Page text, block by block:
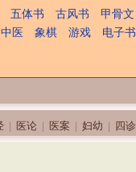
五体书 古风书 甲骨文
中医 象棋 游戏 电子书
医论 医案 妇幼 四诊